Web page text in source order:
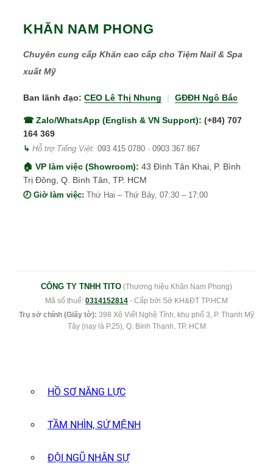
KHĂN NAM PHONG
Chuyên cung cấp Khăn cao cấp cho Tiệm Nail & Spa
xuất Mỹ
Ban lãnh đạo: CEO Lê Thị Nhung | GĐĐH Ngô Bắc
☎ Zalo/WhatsApp (English & VN Support): (+84) 707
164 369
↳ Hỗ trợ Tiếng Việt: 093 415 0780 · 0903 367 867
🏠 VP làm việc (Showroom): 43 Đình Tân Khai, P. Bình
Trị Đông, Q. Bình Tân, TP. HCM
🕗 Giờ làm việc: Thứ Hai – Thứ Bảy, 07:30 – 17:00
CÔNG TY TNHH TITO (Thương hiệu Khăn Nam Phong)
Mã số thuế: 0314152814 - Cấp bởi Sở KH&ĐT TP.HCM
Trụ sở chính (Giấy tờ): 398 Xô Viết Nghệ Tĩnh, khu phố 3, P. Thạnh Mỹ
Tây (nay là P.25), Q. Bình Thạnh, TP. HCM
HỒ SƠ NĂNG LỰC
TẦM NHÌN, SỨ MỆNH
ĐỘI NGŨ NHÂN SỰ